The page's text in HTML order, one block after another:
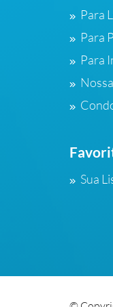
Para
Para
Para
Sua